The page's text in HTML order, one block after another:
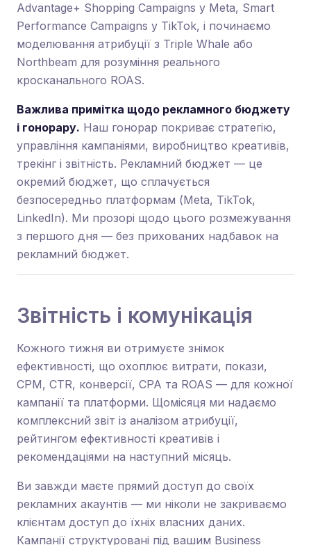
Advantage+ Shopping Campaigns у Meta, Smart
Performance Campaigns у TikTok, і починаємо
моделювання атрибуції з Triple Whale або
Northbeam для розуміння реального
кросканального ROAS.
Важлива примітка щодо рекламного бюджету
і гонорару. Наш гонорар покриває стратегію,
управління кампаніями, виробництво креативів,
трекінг і звітність. Рекламний бюджет — це
окремий бюджет, що сплачується
безпосередньо платформам (Meta, TikTok,
LinkedIn). Ми прозорі щодо цього розмежування
з першого дня — без прихованих надбавок на
рекламний бюджет.
Звітність і комунікація
Кожного тижня ви отримуєте знімок
ефективності, що охоплює витрати, покази,
CPM, CTR, конверсії, CPA та ROAS — для кожної
кампанії та платформи. Щомісяця ми надаємо
комплексний звіт із аналізом атрибуції,
рейтингом ефективності креативів і
рекомендаціями на наступний місяць.
Ви завжди маєте прямий доступ до своїх
рекламних акаунтів — ми ніколи не закриваємо
клієнтам доступ до їхніх власних даних.
Кампанії структуровані під вашим Business